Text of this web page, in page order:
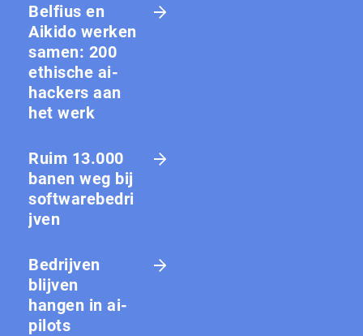
Belfius en
Aikido werken
samen: 200
ethische ai-
hackers aan
het werk
Ruim 13.000
banen weg bij
softwarebedri
jven
Bedrijven
blijven
hangen in ai-
pilots